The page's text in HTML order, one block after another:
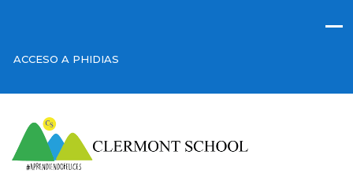
ACCESO A PHIDIAS